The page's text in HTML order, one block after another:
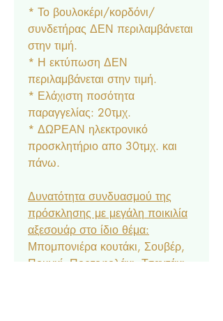
* Το βουλοκέρι/κορδόνι/
συνδετήρας ΔΕΝ περιλαμβάνεται
στην τιμή.
* Η εκτύπωση ΔΕΝ
περιλαμβάνεται στην τιμή.
* Ελάχιστη ποσότητα
παραγγελίας: 20τμχ.
* ΔΩΡΕΑΝ ηλεκτρονικό
προσκλητήριο απο 30τμχ. και
πάνω.
Δυνατότητα συνδυασμού της
πρόσκλησης με μεγάλη ποικιλία
αξεσουάρ στο ίδιο θέμα:
Μπομπονιέρα κουτάκι, Σουβέρ,
Πουγκί, Πορτοφολάκι, Τσαντάκι,